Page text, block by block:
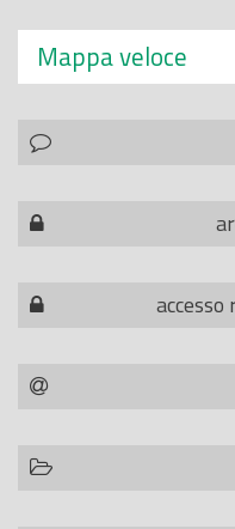
Mappa veloce